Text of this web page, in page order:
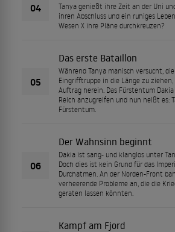
04
Tanya genießt ihre Zeit an der Uni
ihren Abschluss und ein ruhiges
Wesen X ihre Pläne durchkreuzen?
05
Das erste Bataillon
Während Tanya manisch versucht,
Eingrifftruppe in die Länge zu
Auftrag herein. Das Fürstentum
Reich anzugreifen und nun heißt es:
Fürstentum.
06
Der Wahnsinn beginnt
Dakia ist sang- und klanglos unter
Doch dies ist kein Grund für das
Durchatmen. An der Norden-Front
verheerende Probleme an, die die
geraten lassen könnten.
Kampf am Fjord